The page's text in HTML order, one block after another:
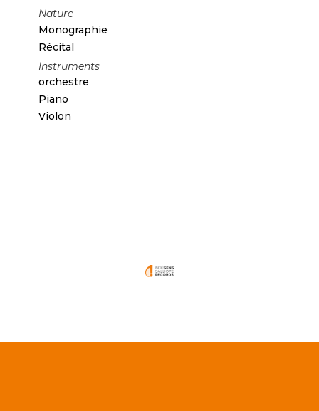
Nature
Monographie
Récital
Instruments
orchestre
Piano
Violon